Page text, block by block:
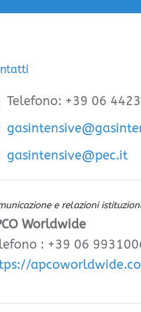
Telefono: +39 06
gasintensive@pec.it
e relazioni
Worldwide
: +39 06